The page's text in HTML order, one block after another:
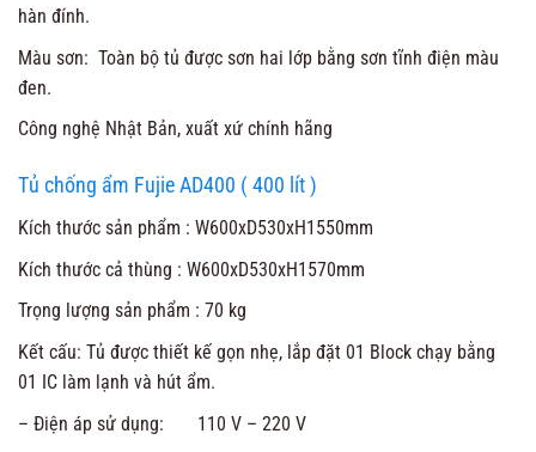
hàn đính.
Màu sơn: Toàn bộ tủ được sơn hai lớp bằng sơn tĩnh điện màu
đen.
Công nghệ Nhật Bản, xuất xứ chính hãng
Tủ chống ẩm Fujie AD400 ( 400 lít )
Kích thước sản phẩm : W600xD530xH1550mm
Kích thước cả thùng : W600xD530xH1570mm
Trọng lượng sản phẩm : 70 kg
Kết cấu: Tủ được thiết kế gọn nhẹ, lắp đặt 01 Block chạy bằng
01 IC làm lạnh và hút ẩm.
– Điện áp sử dụng: 110 V – 220 V